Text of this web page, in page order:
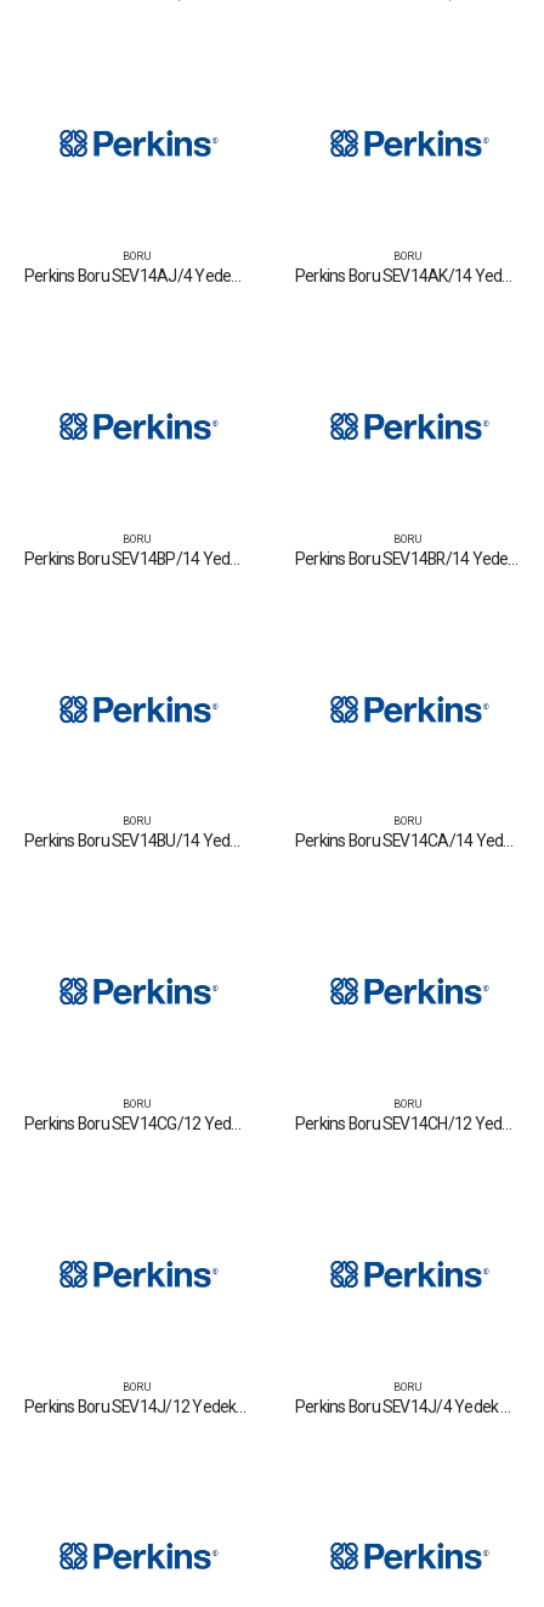
BORU
Perkins Boru SEV14AJ/4 Yedek Parça Fiyat Tamir Bakım Satan Firmalar
BORU
Perkins Boru SEV14AK/14 Yedek Parça Fiyat Tamir Bakım Satan Firmalar
BORU BORU
BORU
Perkins Boru SEV14BU/14 Yedek Parça Fiyat Tamir Bakım Satan Firmalar
BORU
Perkins Boru SEV14CA/14 Yedek Parça Fiyat Tamir Bakım Satan Firmalar
BORU BORU
BORU
Perkins Boru SEV14J/12 Yedek Parça Fiyat Tamir Bakım Satan Firmalar
BORU